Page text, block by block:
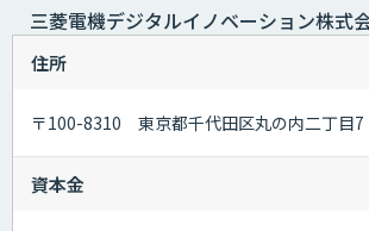
三菱電機デジタルイノベーション株式
住所
〒100-8310 東京都千代田区丸の内二丁目
資本金